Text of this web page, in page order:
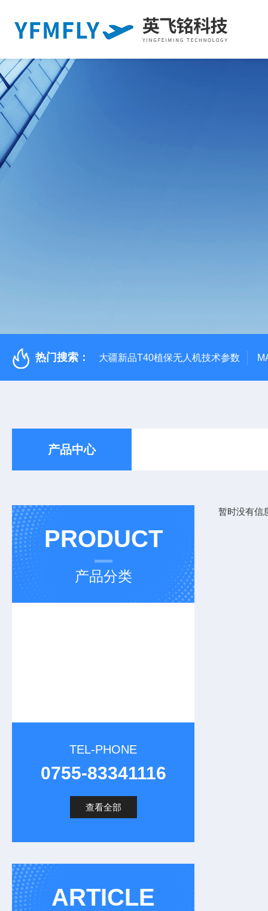
热门搜索： 大疆新品T40植保无人机技术参数
产品中心
PRODUCT
产品分类
TEL-PHONE
0755-83341116
查看全部
ARTICLE
暂时没有信